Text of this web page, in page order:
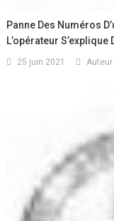
Panne Des Numéros
L’opérateur S’explique
25 juin 2021 Auteur